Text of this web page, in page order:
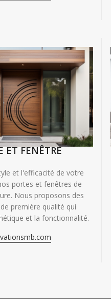
ET FENÊTRE
et l'efficacité de votre
portes et fenêtres de
Nous proposons des
première qualité qui
et la fonctionnalité.